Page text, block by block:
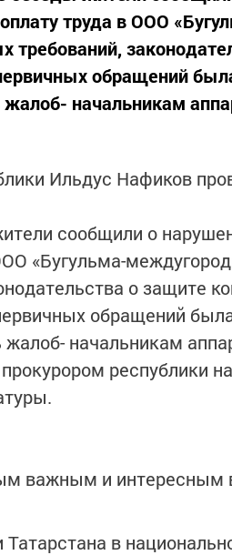
труда в ООО
требований,
обращений
жалоб- начальникам
Ильдус Нафиков
сообщили о
«Бугульма-
о защите
обращений
жалоб- начальникам
республики
важным и интересным
Татарстана в